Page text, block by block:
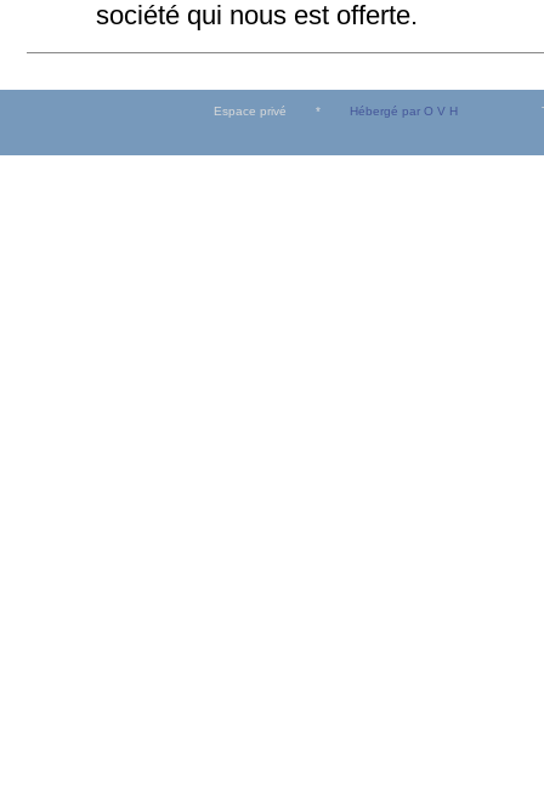
société qui nous est offerte.
Espace privé * Hébergé par O V H Tous